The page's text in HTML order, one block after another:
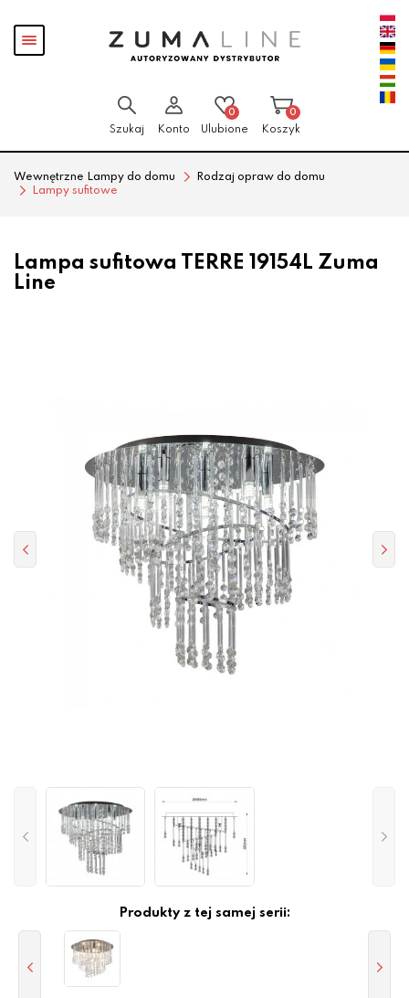
Pokaż
menu
Szukaj Konto
0
Ulubione
0
Koszyk
Wewnętrzne Lampy do domu
Rodzaj opraw do domu
Lampy sufitowe
Lampa sufitowa TERRE 19154L Zuma
Line
Produkty z tej samej serii: